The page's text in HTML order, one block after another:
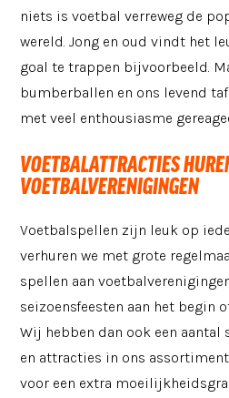
niets is voetbal verreweg de
wereld. Jong en oud vindt het
goal te trappen bijvoorbeeld.
bumberballen en ons levend
met veel enthousiasme
VOETBALATTRACTIES
VOETBALVERENIGINGEN
Voetbalspellen zijn leuk op
verhuren we met grote
spellen aan
seizoensfeesten aan het begin
Wij hebben dan ook een
en attracties in ons
voor een extra